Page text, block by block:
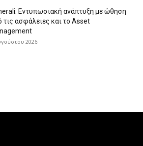
Eντυπωσιακή ανάπτυξη με ώθηση
τις ασφάλειες και το Asset
2026